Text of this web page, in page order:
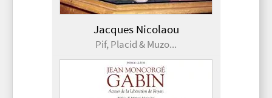
Jacques Nicolaou
Pif, Placid & Muzo...